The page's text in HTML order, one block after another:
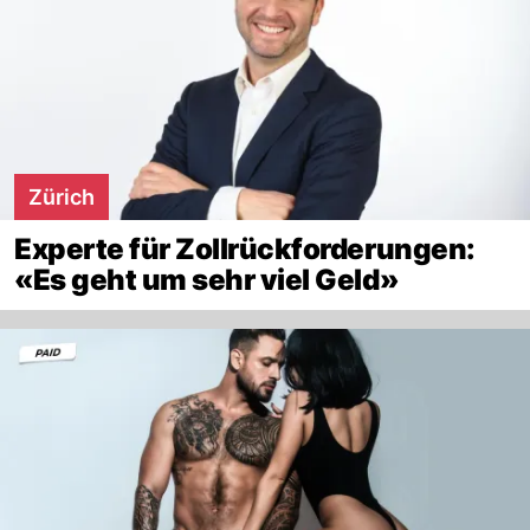
Zürich
Experte für Zollrückforderungen:
«Es geht um sehr viel Geld»